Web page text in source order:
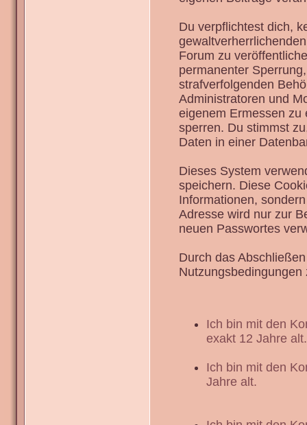
Du verpflichtest dich,
Forum zu
permanenter
strafverfolgenden
Administratoren und
eigenem Ermessen zu
sperren. Du stimmst
Daten in einer
Dieses System
speichern. Diese
Informationen,
Adresse wird nur zur
neuen Passwortes
Durch das
Nutzungsbedingungen
Ich bin mit den
exakt 12 Jahre alt.
Ich bin mit den
Jahre alt.